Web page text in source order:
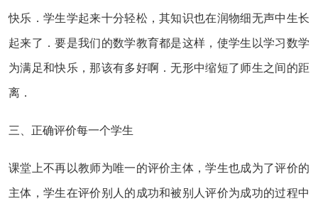
快乐．学生学起来十分轻松，其知识也在润物细无声中生长
起来了．要是我们的数学教育都是这样，使学生以学习数学
为满足和快乐，那该有多好啊．无形中缩短了师生之间的距
离．
三、正确评价每一个学生
课堂上不再以教师为唯一的评价主体，学生也成为了评价的
主体，学生在评价别人的成功和被别人评价为成功的过程中